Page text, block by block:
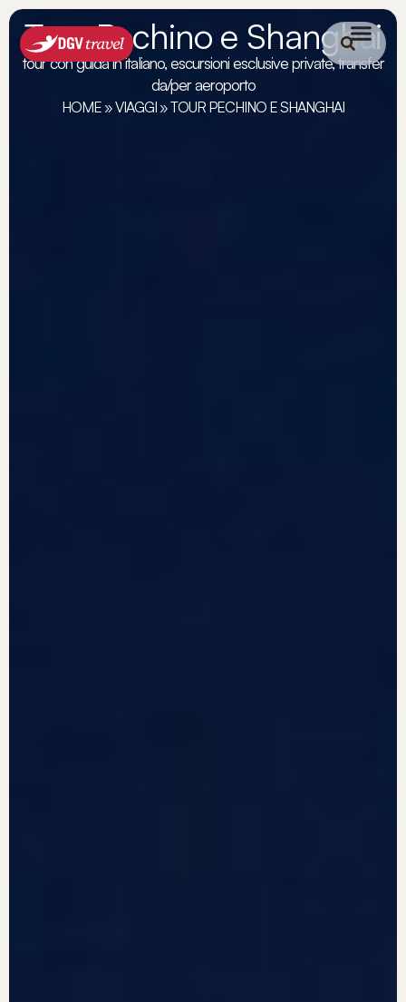
Tour Pechino e Shanghai
tour con guida in italiano, escursioni esclusive private, transfer
da/per aeroporto
HOME »VIAGGI »TOUR PECHINO E SHANGHAI